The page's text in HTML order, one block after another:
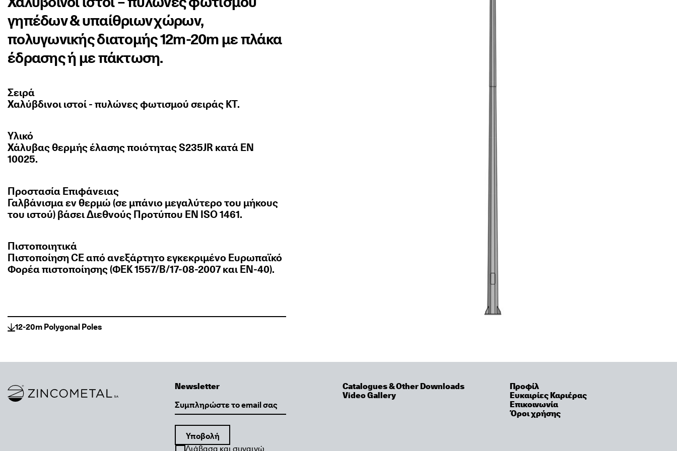
γηπέδων & υπαίθριων χώρων,
πολυγωνικής διατομής 12m-20m με πλάκα
έδρασης ή με πάκτωση.
Σειρά
Χαλύβδινοι ιστοί - πυλώνες φωτισμού σειράς KT.
Υλικό
Χάλυβας θερµής έλασης ποιότητας S235JR κατά ΕΝ
10025.
Προστασία Επιφάνειας
Γαλβάνισμα εν θερμώ (σε μπάνιο μεγαλύτερο του μήκους
του ιστού) βάσει Διεθνούς Προτύπου EN ISO 1461.
Πιστοποιητικά
Πιστοποίηση CE από ανεξάρτητο εγκεκριμένο Ευρωπαϊκό
Φορέα πιστοποίησης (ΦΕΚ 1557/Β/17-08-2007 και ΕΝ-40).
12-20m Polygonal Poles
Link to homepage
Newsletter
Διάβασα και συναινώ
Catalogues & Other Downloads
Video Gallery
Προφίλ
Ευκαιρίες Καριέρας
Επικοινωνία
Όροι χρήσης